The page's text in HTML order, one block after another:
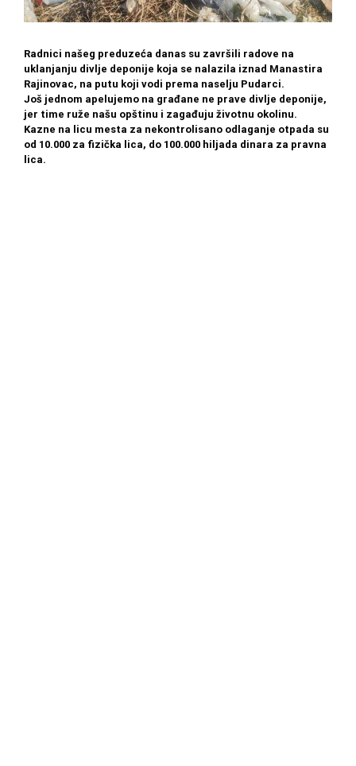
Radnici našeg preduzeća danas su završili radove na
uklanjanju divlje deponije koja se nalazila iznad Manastira
Rajinovac, na putu koji vodi prema naselju Pudarci.
Još jednom apelujemo na građane ne prave divlje deponije,
jer time ruže našu opštinu i zagađuju životnu okolinu.
Kazne na licu mesta za nekontrolisano odlaganje otpada su
od 10.000 za fizička lica, do 100.000 hiljada dinara za pravna
lica.